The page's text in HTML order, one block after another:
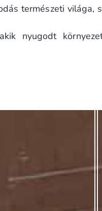
természeti világa,
nyugodt